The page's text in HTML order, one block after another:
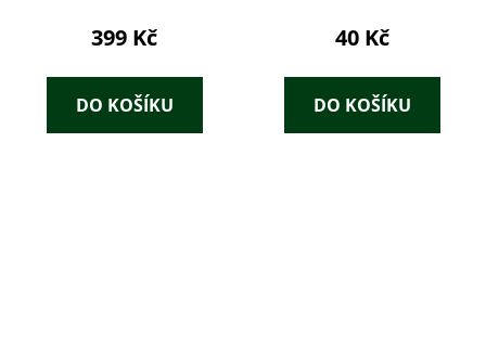
399 Kč
DO KOŠÍKU
40 Kč
DO KOŠÍKU